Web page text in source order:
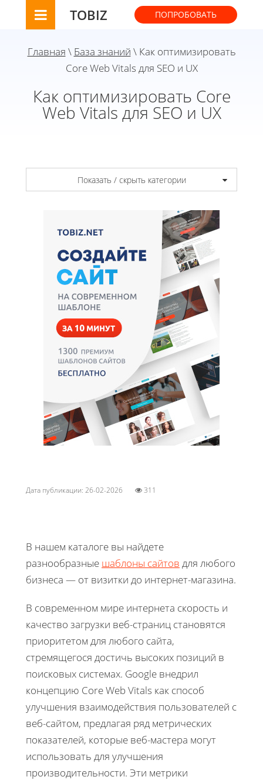
TOBIZ ПОПРОБОВАТЬ
Главная \ База знаний \ Как оптимизировать
Core Web Vitals для SEO и UX
Как оптимизировать Core
Web Vitals для SEO и UX
Показать / скрыть категории
Дата публикации: 26-02-2026 311
В нашем каталоге вы найдете
разнообразные шаблоны сайтов для любого
бизнеса — от визитки до интернет-магазина.
В современном мире интернета скорость и
качество загрузки веб-страниц становятся
приоритетом для любого сайта,
стремящегося достичь высоких позиций в
поисковых системах. Google внедрил
концепцию Core Web Vitals как способ
улучшения взаимодействия пользователей с
веб-сайтом, предлагая ряд метрических
показателей, которые веб-мастера могут
использовать для улучшения
производительности. Эти метрики